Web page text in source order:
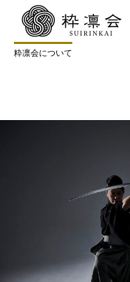
粋凛会とは 粋凛会に
粋凛会について